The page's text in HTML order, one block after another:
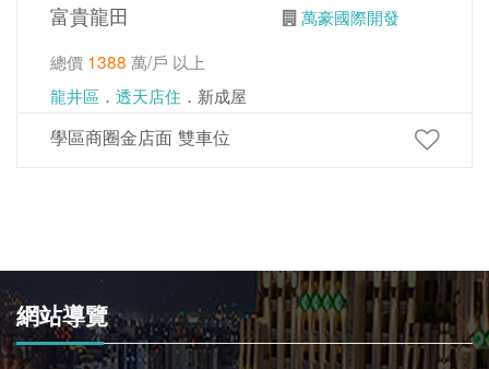
富貴龍田
萬豪國際開發
總價 1388 萬/戶 以上
龍井區 ． 透天店住 ．新成屋
學區商圈金店面 雙車位
網站導覽